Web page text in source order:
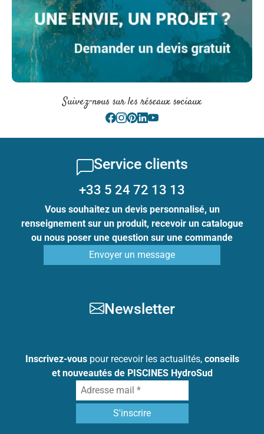
Suivez-nous sur les réseaux sociaux
Service clients
+33 5 24 72 13 13
Vous souhaitez un devis personnalisé, un
renseignement sur un produit, recevoir un catalogue
ou nous poser une question sur une commande
Envoyer un message
Newsletter
Inscrivez-vouspour recevoir les actualités, conseils
et nouveautés de PISCINES HydroSud